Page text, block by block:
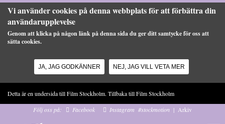
Vi använder cookies på denna webbplats för att förbättra din
användarupplevelse
Genom att klicka på någon länk på denna sida du ger ditt samtycke för oss att
sätta cookies.
JA, JAG GODKÄNNER NEJ, JAG VILL VETA MER
Detta är en undersida till Film Stockholm. Tillbaka tillFilm Stockholm
Följ oss på:
Facebook Instagram #stockmotion | Arkiv